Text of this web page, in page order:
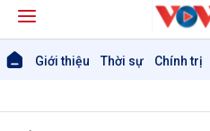
Giới thiệu Thời sự Chính trị